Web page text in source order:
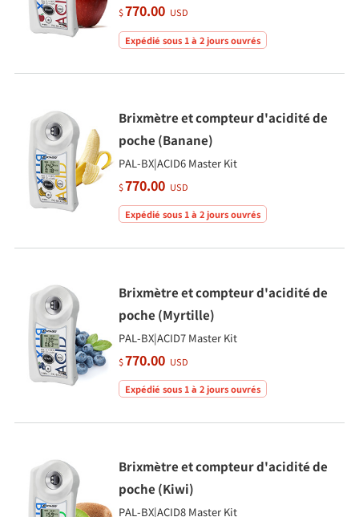
$770.00 USD
Expédié sous 1 à 2 jours ouvrés
Brixmètre et compteur d'acidité de
poche (Banane)
PAL-BX|ACID6 Master Kit
$770.00 USD
Expédié sous 1 à 2 jours ouvrés
Brixmètre et compteur d'acidité de
poche (Myrtille)
PAL-BX|ACID7 Master Kit
$770.00 USD
Expédié sous 1 à 2 jours ouvrés
Brixmètre et compteur d'acidité de
poche (Kiwi)
PAL-BX|ACID8 Master Kit